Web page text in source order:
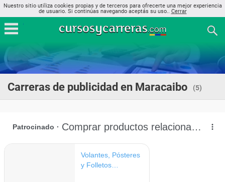
Nuestro sitio utiliza cookies propias y de terceros para ofrecerte una mejor experiencia
de usuario. Si continúas navegando aceptás su uso.. Cerrar
Carreras de publicidad en Maracaibo (5)